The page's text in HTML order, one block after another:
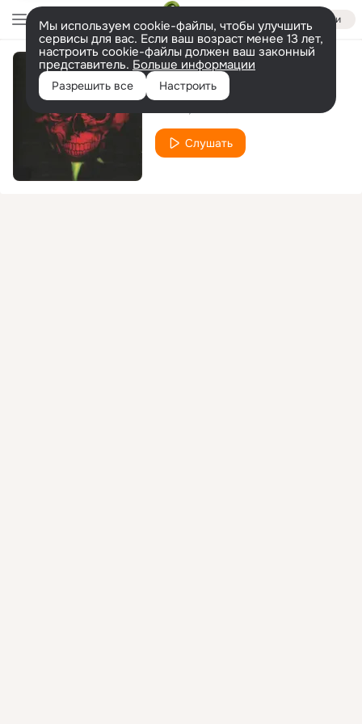
Войти
Мы используем cookie-файлы, чтобы улучшить
сервисы для вас. Если ваш возраст менее 13 лет,
настроить cookie-файлы должен ваш законный
представитель. Больше информации
Разрешить все Настроить
Страшно
Слушать